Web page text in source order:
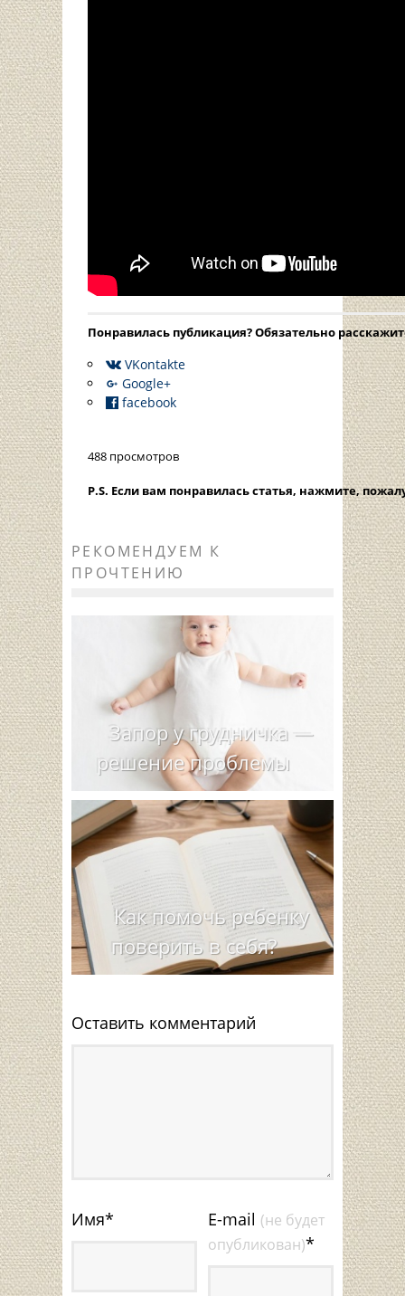
Понравилась публикация? Oбязательно
VKontakte
Google+
facebook
488 просмотров
P.S. Если вам понравилась статья, нажмите,
РЕКОМЕНДУЕМ К
ПРОЧТЕНИЮ
Запор у грудничка —
решение проблемы
Как помочь ребенку
поверить в себя?
Оставить комментарий
Имя* E-mail (не будет
опубликован)*